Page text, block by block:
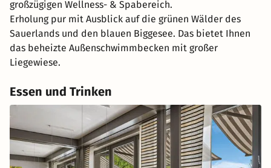
großzügigen Wellness- & Spabereich.
Erholung pur mit Ausblick auf die grünen Wälder des
Sauerlands und den blauen Biggesee. Das bietet Ihnen
das beheizte Außenschwimmbecken mit großer
Liegewiese.
Essen und Trinken